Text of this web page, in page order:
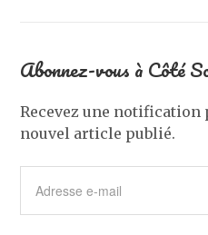
Abonnez-vous à Côté
Recevez une notification
nouvel article publié.
mail